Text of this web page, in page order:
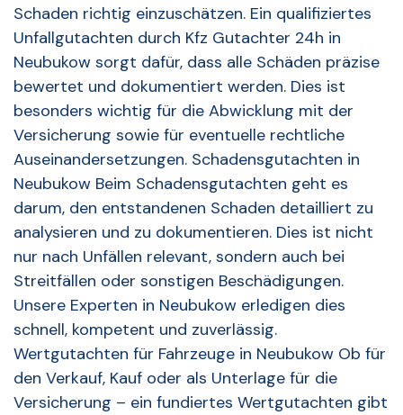
Schaden richtig einzuschätzen. Ein qualifiziertes
Unfallgutachten durch Kfz Gutachter 24h in
Neubukow sorgt dafür, dass alle Schäden präzise
bewertet und dokumentiert werden. Dies ist
besonders wichtig für die Abwicklung mit der
Versicherung sowie für eventuelle rechtliche
Auseinandersetzungen. Schadensgutachten in
Neubukow Beim Schadensgutachten geht es
darum, den entstandenen Schaden detailliert zu
analysieren und zu dokumentieren. Dies ist nicht
nur nach Unfällen relevant, sondern auch bei
Streitfällen oder sonstigen Beschädigungen.
Unsere Experten in Neubukow erledigen dies
schnell, kompetent und zuverlässig.
Wertgutachten für Fahrzeuge in Neubukow Ob für
den Verkauf, Kauf oder als Unterlage für die
Versicherung – ein fundiertes Wertgutachten gibt